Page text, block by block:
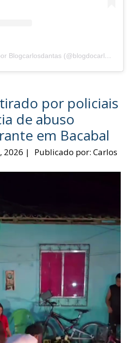
Um post compartilhado por Blogcarlosdantas (@blogdocarlosdantas)
por policiais
de abuso
em Bacabal
2026 | Publicado por:Carlos